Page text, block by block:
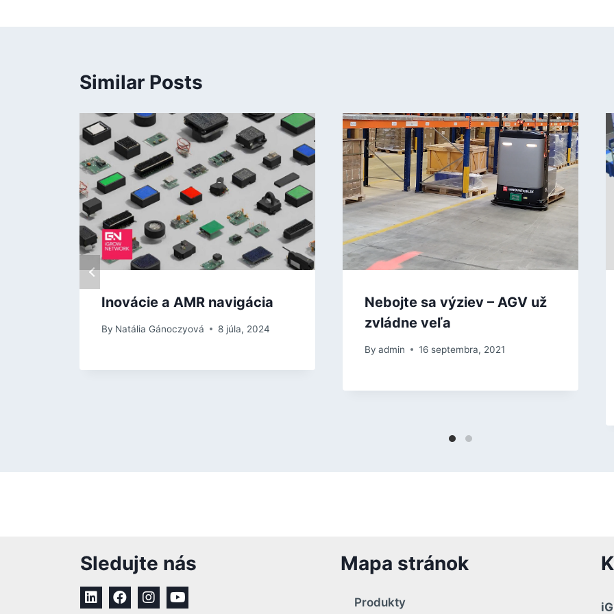
Similar Posts
Inovácie a AMR navigácia
By Natália Gánoczyová 8 júla, 2024
Nebojte sa výziev – AGV už
zvládne veľa
By admin 16 septembra, 2021
Sledujte nás Mapa stránok
Produkty